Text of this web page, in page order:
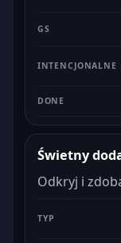
Świetny
Odkryj i